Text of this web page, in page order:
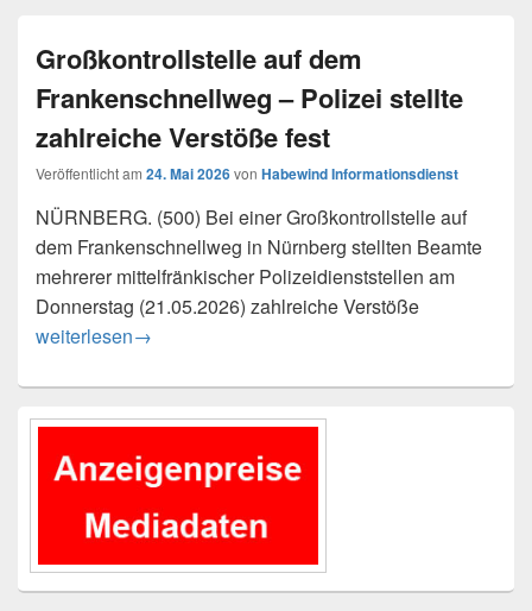
Großkontrollstelle auf dem
Frankenschnellweg – Polizei stellte
zahlreiche Verstöße fest
Veröffentlicht am 24. Mai 2026von Habewind Informationsdienst
NÜRNBERG. (500) Bei einer Großkontrollstelle auf
dem Frankenschnellweg in Nürnberg stellten Beamte
mehrerer mittelfränkischer Polizeidienststellen am
Donnerstag (21.05.2026) zahlreiche Verstöße
Großkontrollstelle auf dem Frankenschnellweg – Polizei
weiterlesen→
Primärer
Widgetbereich